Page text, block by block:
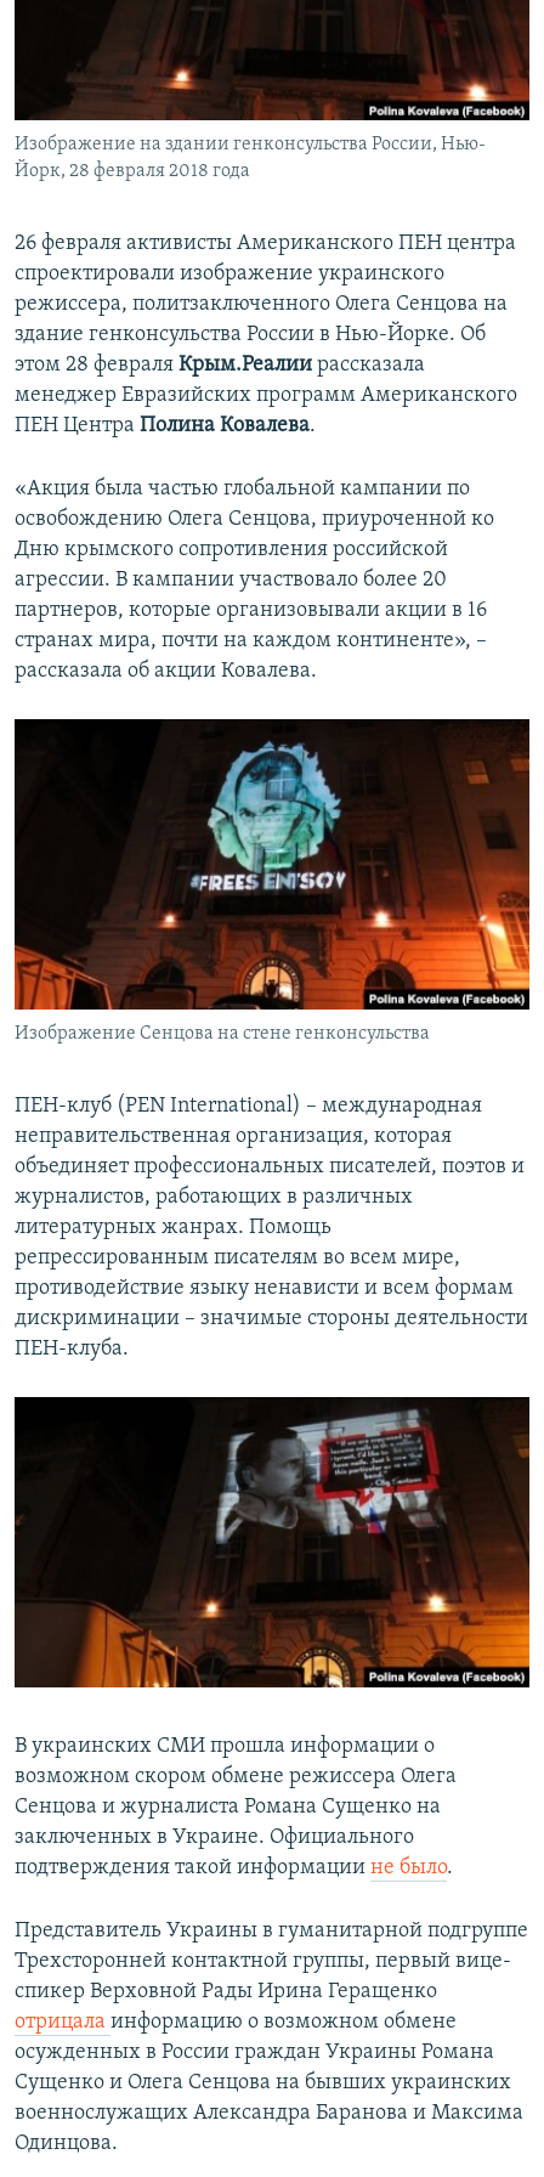
КРЫМ.НЕПОКОРЕННЫЙ
ELIFBE
УКРАИНСКАЯ ПРОБЛЕМА КРЫМА
Все сайты RFE/RL
Изображение на здании генконсульства России, Нью-
Йорк, 28 февраля 2018 года
26 февраля активисты Американского ПЕН центра
спроектировали изображение украинского
режиссера, политзаключенного Олега Сенцова на
здание генконсульства России в Нью-Йорке. Об
этом 28 февраля Крым.Реалии рассказала
менеджер Евразийских программ Американского
ПЕН Центра Полина Ковалева.
«Акция была частью глобальной кампании по
освобождению Олега Сенцова, приуроченной ко
Дню крымского сопротивления российской
агрессии. В кампании участвовало более 20
партнеров, которые организовывали акции в 16
странах мира, почти на каждом континенте», –
рассказала об акции Ковалева.
Изображение Сенцова на стене генконсульства
ПЕН-клуб (PEN International) – международная
неправительственная организация, которая
объединяет профессиональных писателей, поэтов и
журналистов, работающих в различных
литературных жанрах. Помощь
репрессированным писателям во всем мире,
противодействие языку ненависти и всем формам
дискриминации – значимые стороны деятельности
ПЕН-клуба.
В украинских СМИ прошла информации о
возможном скором обмене режиссера Олега
Сенцова и журналиста Романа Сущенко на
заключенных в Украине. Официального
подтверждения такой информации не было.
Представитель Украины в гуманитарной подгруппе
Трехсторонней контактной группы, первый вице-
спикер Верховной Рады Ирина Геращенко
отрицала информацию о возможном обмене
осужденных в России граждан Украины Романа
Сущенко и Олега Сенцова на бывших украинских
военнослужащих Александра Баранова и Максима
Одинцова.